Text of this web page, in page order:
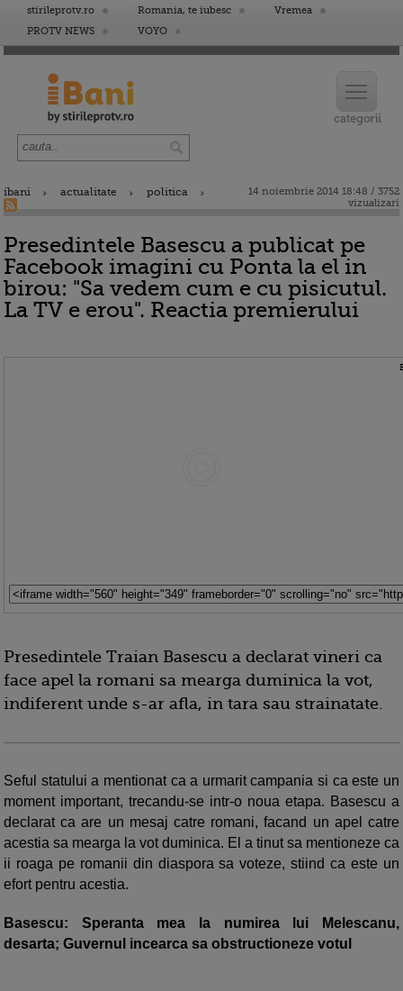
stirileprotv.ro Romania, te iubesc
Vremea
PROTV NEWS
VOYO
ibani actualitate politica
14 noiembrie 2014 18:48 / 3752
vizualizari
Presedintele Basescu a publicat pe
Facebook imagini cu Ponta la el in
birou: "Sa vedem cum e cu pisicutul.
La TV e erou". Reactia premierului
Presedintele Traian Basescu a declarat vineri ca
face apel la romani sa mearga duminica la vot,
indiferent unde s-ar afla, in tara sau strainatate.
Seful statului a mentionat ca a urmarit campania si ca este un
moment important, trecandu-se intr-o noua etapa. Basescu a
declarat ca are un mesaj catre romani, facand un apel catre
acestia sa mearga la vot duminica. El a tinut sa mentioneze ca
ii roaga pe romanii din diaspora sa voteze, stiind ca este un
efort pentru acestia.
Basescu: Speranta mea la numirea lui Melescanu,
desarta; Guvernul incearca sa obstructioneze votul